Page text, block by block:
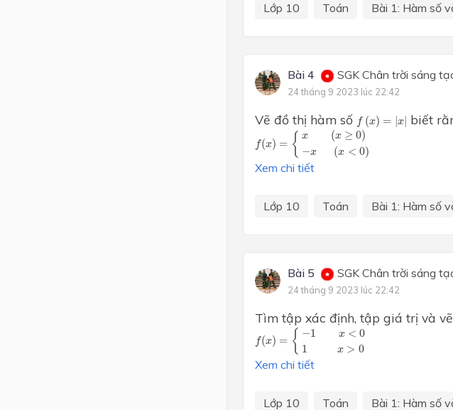
Lớp 10 Toán Bài 1: Hàm số
Bài 4 SGK Chân trời sáng
24 tháng 9 2023 lúc 22:42
Vẽ đồ thị hàm số f (x) = x|
f( x = biết
f(x) = { x (x ≥ 0)
−x (x < 0)
x ≥ ( <0 )
Xem chi tiết
Lớp 10 Toán Bài 1: Hàm số
Bài 5 SGK Chân trời sáng
24 tháng 9 2023 lúc 22:42
Tìm tập xác định, tập giá trị và
f(x) = { −1 x < 0
1
x > 0
− 1 <0 >
Xem chi tiết
Lớp 10 Toán Bài 1: Hàm số